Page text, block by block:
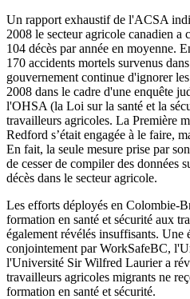
Un rapport exhaustif de l'ACSA
2008 le secteur agricole canadien a
104 décès par année en moyenne.
170 accidents mortels survenus
gouvernement continue d'ignorer
2008 dans le cadre d'une enquête
l'OHSA (la Loi sur la santé et la
travailleurs agricoles. La Première
Redford s’était engagée à le faire,
En fait, la seule mesure prise par
de cesser de compiler des données
décès dans le secteur agricole.
Les efforts déployés en Colombie-
formation en santé et sécurité aux
également révélés insuffisants. Une
conjointement par WorkSafeBC,
l'Université Sir Wilfred Laurier a
travailleurs agricoles migrants ne
formation en santé et sécurité.